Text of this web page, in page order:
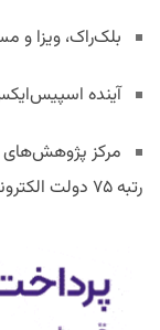
بلک‌راک، ویزا و
آینده
مرکز
رتبه ۷۵ دولت الکترونیکی است